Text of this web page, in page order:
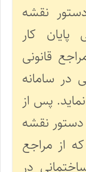
نقشه
پایان کار
قانونی
در سامانه
پس از
نقشه
از مراجع
در